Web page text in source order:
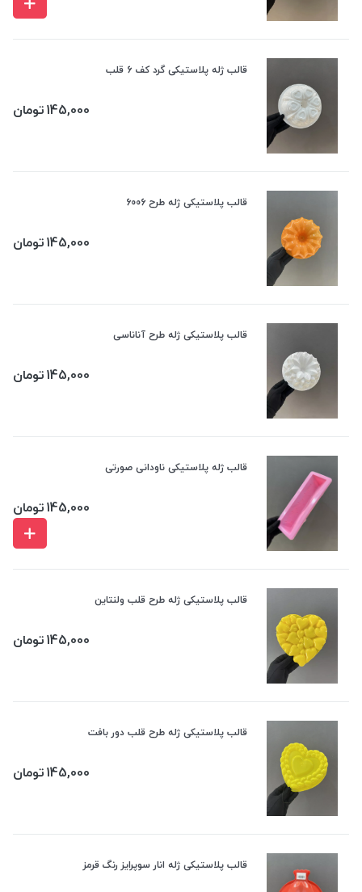
قالب ژله پلاستیکی گرد کف 6 قلب
145,000تومان
قالب پلاستیکی ژله طرح 6006
145,000تومان
قالب پلاستیکی ژله طرح آناناسی
145,000تومان
قالب ژله پلاستیکی ناودانی صورتی
145,000تومان
قالب پلاستیکی ژله طرح قلب ولنتاین
145,000تومان
قالب پلاستیکی ژله طرح قلب دور بافت
145,000تومان
قالب پلاستیکی ژله انار سوپرایز رنگ قرمز